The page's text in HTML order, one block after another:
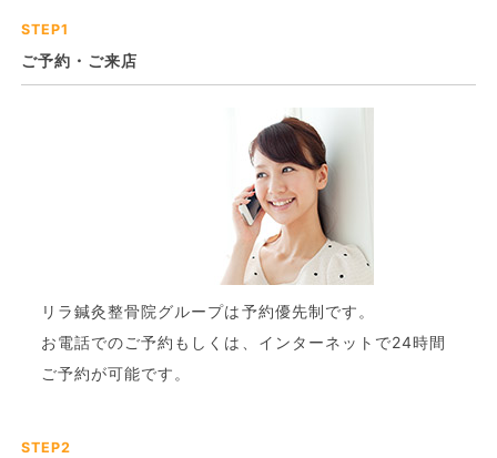
STEP1
ご予約・ご来店
リラ鍼灸整骨院グループは予約優先制です。
お電話でのご予約もしくは、インターネットで24時間
ご予約が可能です。
STEP2